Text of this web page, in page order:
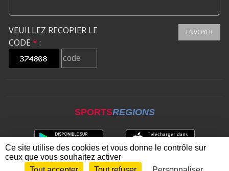
VEUILLEZ RECOPIER LE
CODE * :
ENVOYER
SPORTSREGIONS
Ce site utilise des cookies et vous donne le contrôle sur
ceux que vous souhaitez activer